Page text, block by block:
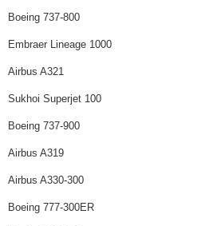
Boeing 737-800
Embraer Lineage 1000
Airbus A321
Sukhoi Superjet 100
Boeing 737-900
Airbus A319
Airbus A330-300
Boeing 777-300ER